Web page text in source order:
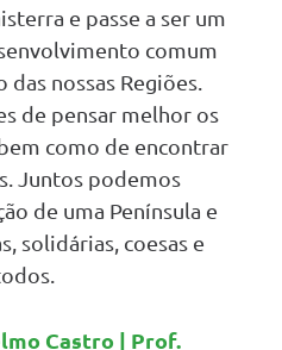
e passe a ser um
comum
nossas Regiões.
de pensar melhor os
como de encontrar
Juntos podemos
de uma Península e
solidárias, coesas e
Castro | Prof.